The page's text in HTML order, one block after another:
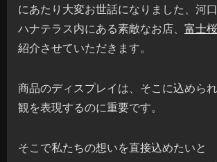
にあたり大変お世話になりました、河
ハナテラス内にある素敵なお店、 富士
紹介させていただきます。
商品のディスプレイは、そこに込めら
観を表現するのに重要です。
そこで私たちの想いを直接込めたい